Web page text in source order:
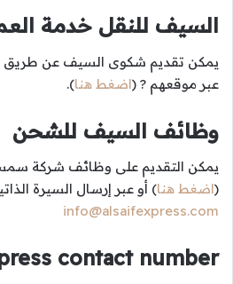
السيف للنقل خدمة
يمكن تقديم شكوى السيف عن طريق
عبر موقعهم ? (اضغط هنا).
وظائف السيف للشحن
يمكن التقديم على وظائف شركة
(اضغط هنا) أو عبر إرسال السيرة
info@alsaifexpress.com
contact number